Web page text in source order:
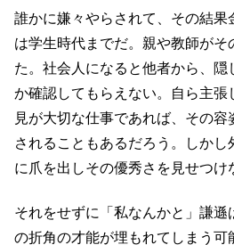
誰かに嫌々やらされて、その結果
は学生時代までだ。親や教師がそ
た。社会人になると他者から、隠
か確認してもらえない。自ら主張
見が大切な仕事であれば、その容
されることもあるだろう。しか
に爪を出しその優秀さを見せつけ
それをせずに「私なんかと」謙遜
の折角の才能が埋もれてしまう可